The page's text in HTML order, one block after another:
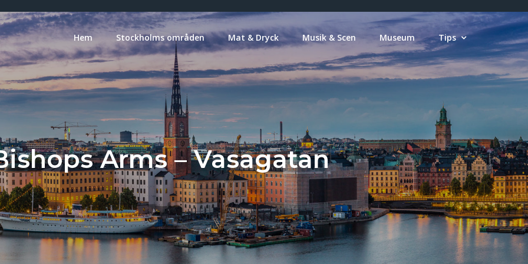
Hem Stockholms områden Mat & Dryck Musik & Scen Museum Tips
Arms – Vasagatan